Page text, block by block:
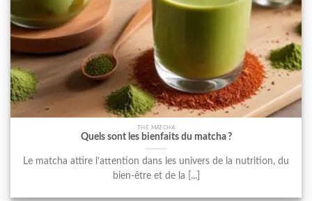
THÉ MATCHA
Quels sont les bienfaits du matcha ?
Le matcha attire l’attention dans les univers de la nutrition, du
bien-être et de la [...]